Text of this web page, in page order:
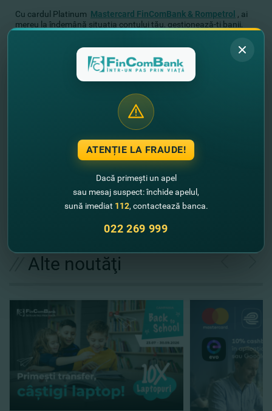
Cu cardul Platinum Mastercard FinComBank & Rompetrol , ai
mereu la îndemână situaţia contului tău, gestionează-ţi banii,
FinComPay. Achită online serviciile comunale, amenzile, taxele şi
alte facturi în doar câteva click-uri, fără a ieşi din casă.
Realizează tranzacţiile online în siguranţă, datorită tehnologiei
3D-Secure şi uită de numerar. Transferă bani de la card la card
primeşte transferuri internaţionale de bani (Ria Money Transfer,
Contact, Unistream) de la cei dragi direct pe card, folosind
serviciul T2C. Utilizând platformele Băncii poţi primi trastfer
(P2P) de pe orice card din străinătate!! Mai mult decât atât,
cardul Platinum îţi oferă reduceri şi oferte speciale în întreaga
exclusiv în Moldova, cardul Mastercard FinComBank &
Alte noutăţi
ATENȚIE LA FRAUDE!
Dacă primești un apel
sau mesaj suspect: închide apelul,
sună imediat 112, contactează banca.
022 269 999